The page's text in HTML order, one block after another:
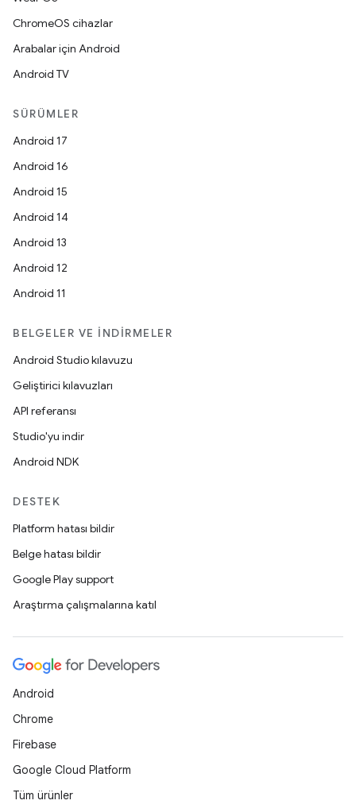
ChromeOS cihazlar
Arabalar için Android
Android TV
SÜRÜMLER
Android 17
Android 16
Android 15
Android 14
Android 13
Android 12
Android 11
BELGELER VE İNDIRMELER
Android Studio kılavuzu
Geliştirici kılavuzları
API referansı
Studio'yu indir
Android NDK
DESTEK
Platform hatası bildir
Belge hatası bildir
Google Play support
Araştırma çalışmalarına katıl
Android
Chrome
Firebase
Google Cloud Platform
Tüm ürünler